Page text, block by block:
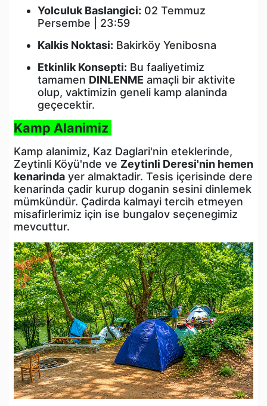
Yolculuk Baslangici: 02 Temmuz
Persembe | 23:59
Kalkis Noktasi: Bakirköy Yenibosna
Etkinlik Konsepti: Bu faaliyetimiz
tamamen DINLENME amaçli bir aktivite
olup, vaktimizin geneli kamp alaninda
geçecektir.
Kamp Alanimiz
Kamp alanimiz, Kaz Daglari'nin eteklerinde,
Zeytinli Köyü'nde ve Zeytinli Deresi'nin hemen
kenarinda yer almaktadir. Tesis içerisinde dere
kenarinda çadir kurup doganin sesini dinlemek
mümkündür. Çadirda kalmayi tercih etmeyen
misafirlerimiz için ise bungalov seçenegimiz
mevcuttur.